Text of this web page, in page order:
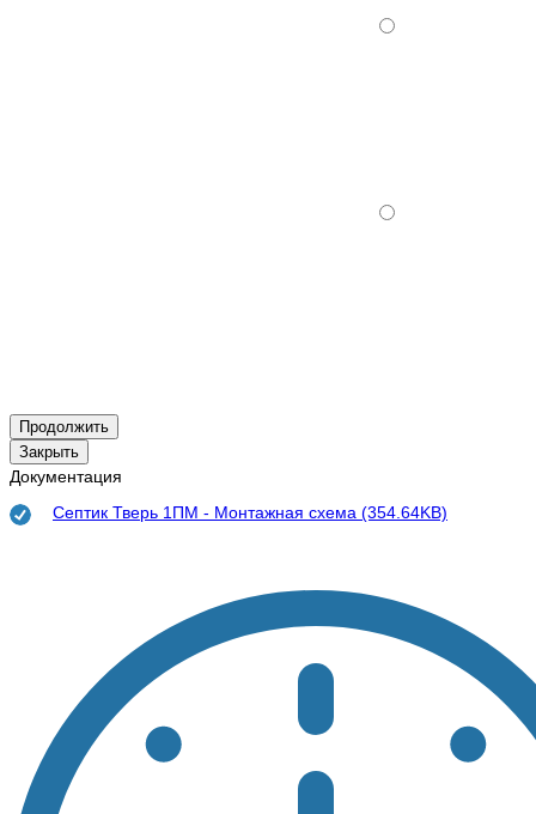
Продолжить
Закрыть
Документация
Септик Тверь 1ПМ - Монтажная схема (354.64KB)